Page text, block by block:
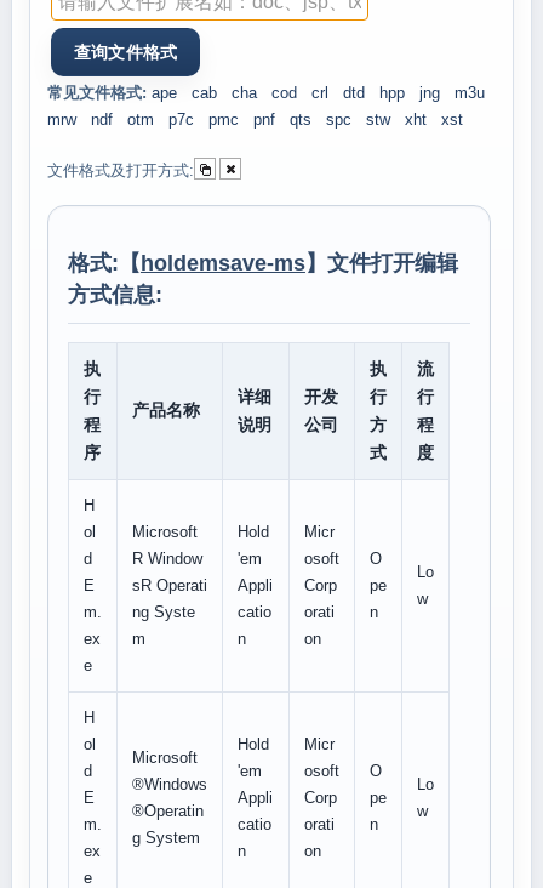
常见文件格式: ape cab cha cod crl dtd hpp jng
m3u
mrw
ndf otm p7c pmc pnf qts spc stw xht xst
文件格式及打开方式:
格式:【 holdemsave-ms】文件打开编辑
方式信息:
执
行
程
序
产品名称
详细
说明
开发
公司
执
行
方
式
流
行
程
度
H
ol
d
E
m.
ex
e
Microsoft
R Window
sR Operati
ng Syste
m
Hold
'em
Appli
catio
n
Micr
osoft
Corp
orati
on
O
pe
n
Lo
w
H
ol
d
E
m.
ex
e
Microsoft
®Windows
®Operatin
g System
Hold
'em
Appli
catio
n
Micr
osoft
Corp
orati
on
O
pe
n
Lo
w